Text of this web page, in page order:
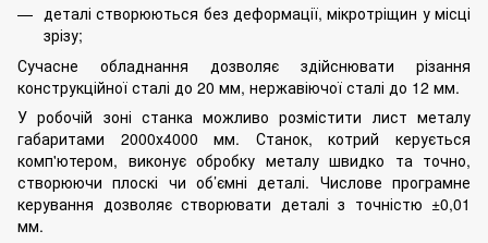
деталі створюються без деформації, мікротріщин у місці
зрізу;
Сучасне обладнання дозволяє здійснювати різання
конструкційної сталі до 20 мм, нержавіючої сталі до 12 мм.
У робочій зоні станка можливо розмістити лист металу
габаритами 2000х4000 мм. Станок, котрий керується
комп'ютером, виконує обробку металу швидко та точно,
створюючи плоскі чи об’ємні деталі. Числове програмне
керування дозволяє створювати деталі з точністю ±0,01
мм.